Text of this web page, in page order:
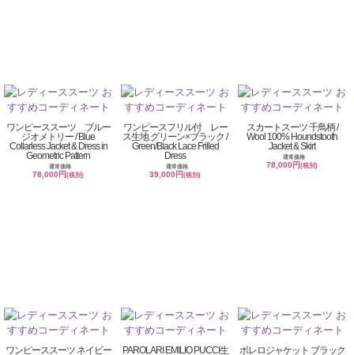
ワンピーススーツ ブルー
ジオメトリー / Blue
Collarless Jacket & Dress in
Geometric Pattern
通常価格
78,000円(税別)
ワンピースフリル付 レー
ス生地 グリーン×ブラック /
Green/Black Lace Frilled
Dress
通常価格
39,000円(税別)
スカートスーツ 千鳥柄 /
Wool 100% Houndstooth
Jacket & Skirt
通常価格
78,000円(税別)
ワンピーススーツ ネイビー
PAROLARI EMILIO PUCCI生
ボレロジャケット ブラック